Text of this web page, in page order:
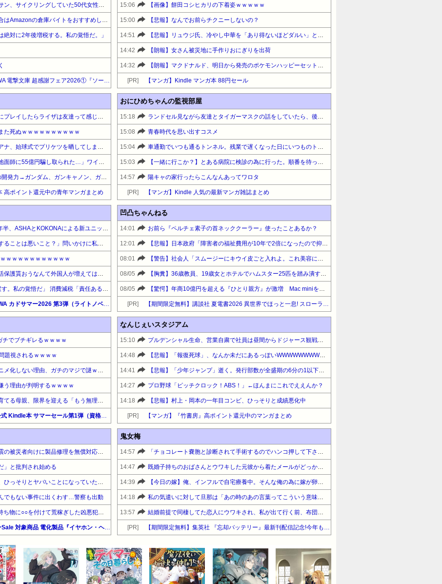
ウォーキングしていたクマサン、サイクリングしていた50代女性に遭遇
ニートが社会復帰したい場合はAmazonの倉庫バイトをおすすめしたい…面接なし、職場は綺麗、ドリンクバー無料→賛否両論、場所によって全然違う「コンビニ...
絶対に2年後増税する。私の覚悟だ。」
【最大88%OFF】KADOKAWA 電撃文庫 超感謝フェア2026①『ソードアート・オンライン』他
15:06 【画像】餅田コシヒカリの下着姿ｗｗｗｗｗ
15:00 【悲報】なんでお前らチクニーしないの？
14:51 【悲報】リュウジ氏、冷やし中華を「あり得ないほどダルい」とバッサリ
14:42 【朗報】女さん被災地に手作りおにぎりを出荷
14:32 【朗報】マクドナルド、明日から発売のポケモンハッピーセットに個数制限を設ける
[PR] 【マンガ】Kindle マンガ本 88円セール
【困惑】オタクさん「実際にプレイしたらライザは友達って感じで性的な目では見れないｗ」←これｗｗｗｗｗｗｗｗｗｗ
た死ぬｗｗｗｗｗｗｗｗｗｗ
【朗報】日テレの人気女子アナ、始球式でプリケツを晒してしまうｗｗｗｗｗｗｗｗｗｗ(画像あり)
【悲報】積水ハウスさん「地面師に55億円騙し取られた…」ワイ「会社滅茶苦茶やろなぁ」ｗｗｗｗｗｗｗｗｗｗ
【爆笑】1年戦争の連邦軍の開発力→ガンダム、ガンキャノン、ガンタンク、ジム、ボールｗｗｗｗｗｗｗｗｗｗ
高ポイント還元中の青年マンガまとめ
おにひめちゃんの監視部屋
15:18 ランドセル見ながら友達とタイガーマスクの話をしていたら、後ろからおばさんが「寄付？するの？いいわねぇ～うちの子も来年小学生なのよ」→
15:08 青春時代を思い出すコスメ
15:04 車通勤でいつも通るトンネル。残業で遅くなった日にいつものトンネル入って走っているとなんだか見える景色がいつもと違う
15:03 【一緒に行こか？】とある病院に検診の為に行った。順番を待っていると、検査室の前にあるエレベーターの扉が開いた。その中には透けたおじいさんが…
14:57 陽キャの家行ったらこんなんあってワロタ
[PR] 【マンガ】Kindle 人気の最新マンガ雑誌まとめ
「No No Girls」終了から1年半、ASHAとKOKONAによる新ユニット・TAKARAがデビュー
小原ブラス「若くいようとすることは悪いこと？」問いかけに私見「若作りして20代の土俵で戦おうとし出すとクソ痛いヤツに…」
ｗｗｗｗｗｗｗｗｗｗｗ
高市「永住許可が出たら生活保護貰おうなんて外国人が増えては困る。日本人以上の水準のみ許可」
高市総理「2年後に税率を戻す。私の覚悟だ」 消費減税「責任ある与党として衆院選公約に掲げ理解賜った」
【最大50%OFF】KADOKAWA カドサマー2026 第3弾（ライトノベル）『ソードアート・オンライン』『魔法科高校の劣等生』『キノの旅』他
凹凸ちゃんねる
14:01 お前ら『ペルチェ素子の首ネッククーラー』使ったことあるか？
12:01 【悲報】日本政府「障害者の福祉費用が10年で2倍になったので抑制します」
08:01 【警告】社会人「スムージーにキウイ皮ごと入れよ。これ美容にいいんだよね〜」→ 結果…
08/05 【胸糞】36歳教員、19歳女とホテルでハムスター25匹を踏み潰すなどして逮捕
08/05 【驚愕】年商10億円を超える『ひとり親方』が激増 Mac miniを大量購入しAIを従業員に
[PR] 【期間限定無料】講談社 夏電書2026 異世界でほっと一息! スローライフで癒される異世界作品特集!『異世界辺境メシ』他
チでブチギレるｗｗｗｗ
題視されるｗｗｗｗ
【疑問】テコンダー朴がアニメ化しない理由、ガチのマジで謎ｗｗｗｗ
う理由が判明するｗｗｗｗ
【悲報】障害のある子供を育てる母親、限界を迎える「もう無理。普通の家庭を築きたい。普通の子育てをしたい。」
【最大90%OFF】Amazon公式 Kindle本 サマーセール第1弾（資格・検定・就職）『オラクルマスター教科書』他
なんじぇいスタジアム
15:10 プルデンシャル生命、営業自粛で社員は昼間からドジャース観戦・うたた寝・資格勉強とFIRE達成を果たす
14:48 【悲報】「報復死球」、なんか未だにあるっぽいWWWWWWWWWWWWWWWWWWWWWWWWWWWWWWWWWWWWWWWWWWWWWWWWWWWWWWWWWWW
14:41 【悲報】「少年ジャンプ」逝く。発行部数が全盛期の6分の1以下にwwwwwww
14:27 プロ野球「ピッチクロック！ABS！」←ほんまにこれでええんか？
14:18 【悲報】村上・岡本の一年目コンビ、ひっそりと成績悪化中
[PR] 【マンガ】『竹書房』高ポイント還元中のマンガまとめ
【神対応】任天堂、熊本地震の被災者向けに製品修理を無償対応へ！さらに義援金5000万円を寄付！！
」と批判され始める
【悲報】週刊少年ジャンプ、ひっそりとヤバいことになっていた・・・
でもない事件に出くわす…警察も出動
【ヤバすぎ】路上で相手の持ち物に○○を付けて荒稼ぎした凶悪犯、捕まる
【セール】暮らし応援サマーSale 対象商品 電化製品『イヤホン・ヘッドホン』
鬼女梅
14:57 「チョコレート嚢胞と診断されて手術するのでハンコ押して下さい」と婆上司に話したら「お菓子みたいな名前の病気聞いたことないｗPMSの親戚？ｗ詐病でしょｗ」と鼻
14:47 既婚子持ちのおばさんとウワキした元彼から着たメールがどっかで聞いたことあるニュアンスだなと思ったら…
14:39 【今日の嫁】俺、インフルで自宅療養中。そんな俺の為に嫁が卵粥を作ってるんだがそのBGMは→
14:18 私の気遣いに対して旦那は「あの時のあの言葉ってこういう意味で俺を気遣ってくれたんだよね、本当にありがとう」としみじみ言ってくれる
13:57 結婚前提で同棲してた恋人にウワキされ、私が出て行く前、布団近くにまだ火の消えてないタバコが放置されていた
[PR] 【期間限定無料】集英社 『忘却バッテリー』最新刊配信記念!今年もアツい 野球の季節がきた!新旧野球マンガキャンペーン!